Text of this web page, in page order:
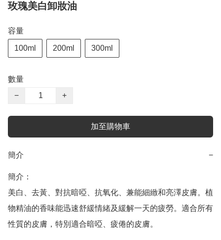
玫瑰美白卸妝油
容量
100ml 200ml 300ml
數量
−
+
加至購物車
簡介 −
簡介：
美白、去黃、對抗暗啞、抗氧化、兼能細緻和亮澤皮膚。植
物精油的香味能迅速舒緩情緒及緩解一天的疲勞。適合所有
性質的皮膚，特別適合暗啞、疲倦的皮膚。